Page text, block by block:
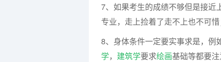
7、如果考生的成绩不够但是接近
专业，走上捡着了走不上也不可
8、身体条件一定要实事求是，例
学， 建筑学要求绘画基础等都要